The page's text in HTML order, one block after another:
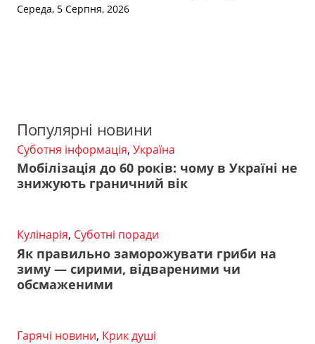
Середа, 5 Серпня, 2026
Популярні новини
Суботня інформація, Україна
Мобілізація до 60 років: чому в Україні не
знижують граничний вік
Кулінарія, Суботні поради
Як правильно заморожувати гриби на
зиму — сирими, відвареними чи
обсмаженими
Гарячі новини, Крик душі